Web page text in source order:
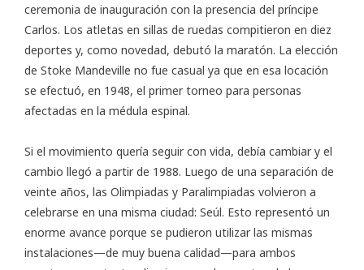
ceremonia de inauguración con la presencia del príncipe
Carlos. Los atletas en sillas de ruedas compitieron en diez
deportes y, como novedad, debutó la maratón. La elección
de Stoke Mandeville no fue casual ya que en esa locación
se efectuó, en 1948, el primer torneo para personas
afectadas en la médula espinal.
Si el movimiento quería seguir con vida, debía cambiar y el
cambio llegó a partir de 1988. Luego de una separación de
veinte años, las Olimpiadas y Paralimpiadas volvieron a
celebrarse en una misma ciudad: Seúl. Esto representó un
enorme avance porque se pudieron utilizar las mismas
instalaciones—de muy buena calidad—para ambos